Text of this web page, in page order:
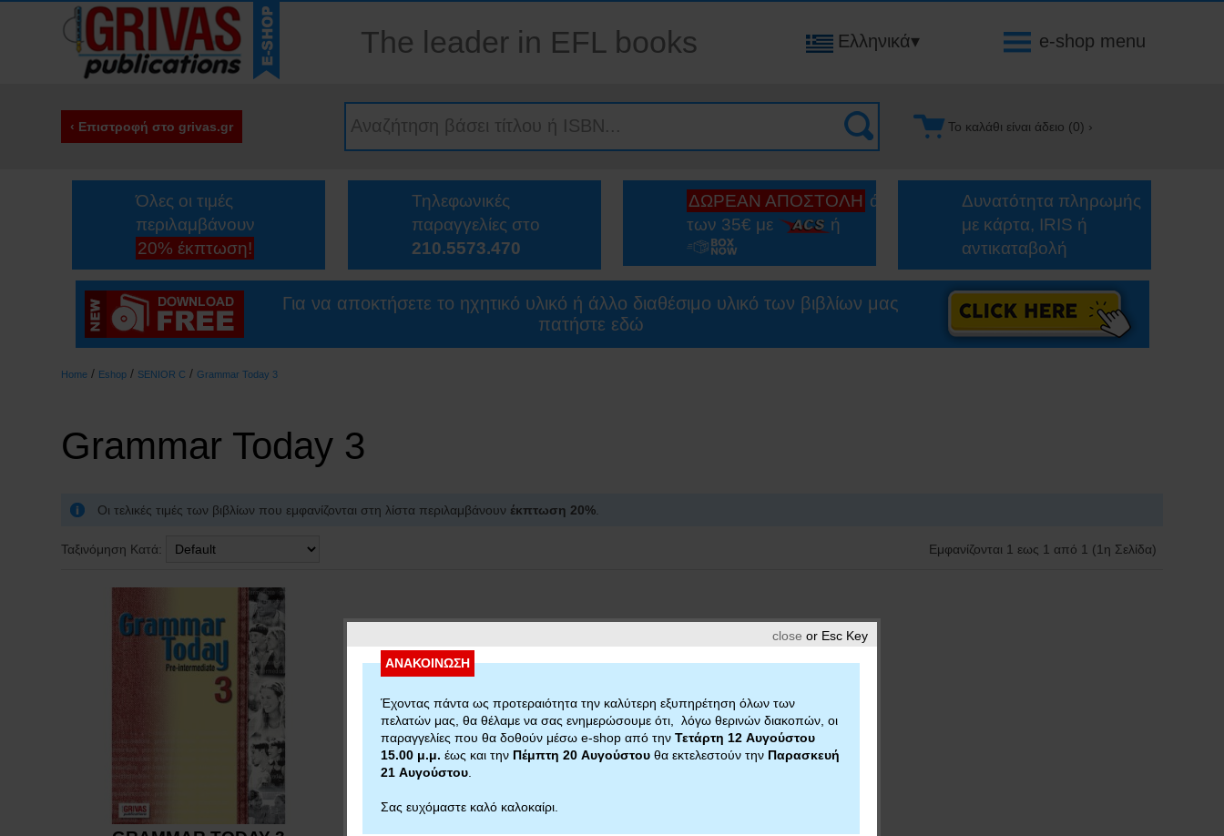
The leader in EFL books Ελληνικά▾ e-shop menu
‹ Επιστροφή στο grivas.gr Το καλάθι είναι άδειο (0) ›
Όλες οι τιμές
περιλαμβάνουν
20% έκπτωση!
Τηλεφωνικές
παραγγελίες στο
210.5573.470
ΔΩΡΕΑΝ ΑΠΟΣΤΟΛΗ άνω
των 35€ με
ή
Δυνατότητα πληρωμής
με κάρτα, IRIS ή
αντικαταβολή
Για να αποκτήσετε το ηχητικό υλικό ή άλλο διαθέσιμο υλικό των βιβλίων μας
πατήστε εδώ
Home / Eshop / SENIOR C /Grammar Today 3
Grammar Today 3
Οι τελικές τιμές των βιβλίων που εμφανίζονται στη λίστα περιλαμβάνουν έκπτωση 20%.
Ταξινόμηση Κατά: Εμφανίζονται 1 εως 1 από 1 (1η Σελίδα)
close or Esc Key
ΑΝΑΚΟΙΝΩΣΗ
Έχοντας πάντα ως προτεραιότητα την καλύτερη εξυπηρέτηση όλων των
πελατών μας, θα θέλαμε να σας ενημερώσουμε ότι, λόγω θερινών διακοπών, οι
παραγγελίες που θα δοθούν μέσω e-shop από την Τετάρτη 12 Αυγούστου
15.00 μ.μ. έως και την Πέμπτη 20 Αυγούστου θα εκτελεστούν την Παρασκευή
21 Αυγούστου
Σας ευχόμαστε καλό καλοκαίρι.